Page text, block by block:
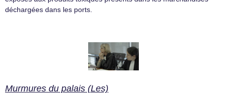
déchargées dans les ports.
Murmures du palais (Les)